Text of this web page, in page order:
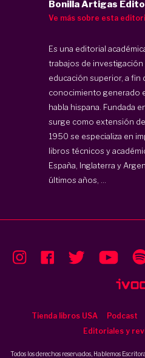
Bonilla Artigas
Ve más sobre esta
Es una editorial
trabajos de
educación superior, a fin
conocimiento generado
habla hispana. Fundada
surge como extensión
1950 se especializa en
libros técnicos y
España, Inglaterra y
últimos años, ...
Tienda libros USA Podcast
Editoriales y
Todos los derechos reservados, Hablemos